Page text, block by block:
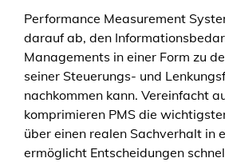
Performance Measurement
darauf ab, den
Managements in einer Form zu
seiner Steuerungs- und
nachkommen kann. Vereinfacht
komprimieren PMS die
über einen realen Sachverhalt in
ermöglicht Entscheidungen